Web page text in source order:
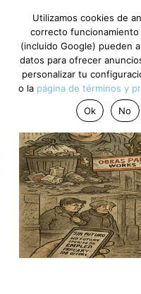
Utilizamos cookies de
correcto
(incluido Google) pueden
datos para ofrecer
personalizar tu
o la página de términos y
Ok
No